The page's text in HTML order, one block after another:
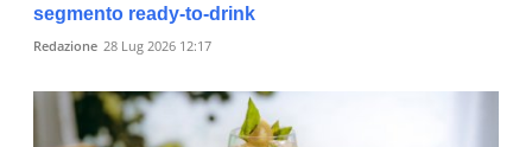
segmento ready-to-drink
Redazione 28 Lug 2026 12:17